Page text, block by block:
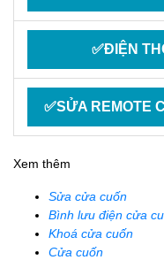
✅ĐIỆN
✅SỬA REMOTE
Xem thêm
Sửa cửa cuốn
Bình lưu điện cửa
Khoá cửa cuốn
Cửa cuốn